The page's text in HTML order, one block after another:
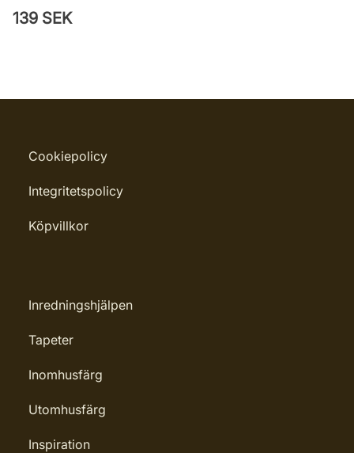
139 SEK
Cookiepolicy
Integritetspolicy
Köpvillkor
Inredningshjälpen
Tapeter
Inomhusfärg
Utomhusfärg
Inspiration